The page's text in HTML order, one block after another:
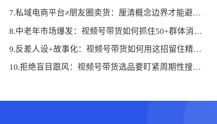
7.私域电商平台≠朋友圈卖货：厘清概念边界才能避免运营误区
8.中老年市场爆发：视频号带货如何抓住50+群体消费需求？
9.反差人设+故事化：视频号带货如何用这招留住精准粉丝？
10.拒绝盲目跟风：视频号带货选品要盯紧周期性搜索热词